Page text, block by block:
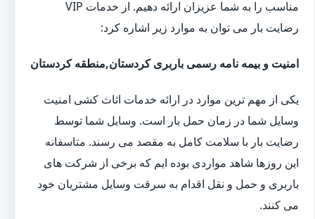
مناسب را به شما عزیزان ارائه دهیم. از خدمات VIP
رضایت بار می توان به موارد زیر اشاره کرد:
امنیت و بیمه نامه رسمی باربری کردستان,منطقه کردستان
یکی از مهم ترین موارد در ارائه خدمات اثاث کشی امنیت
وسایل شما در زمان حمل بار است. وسایل شما توسط
رضایت بار با سلامت کامل به مقصد می رسند. متاسفانه
این روزها شاهد مواردی بوده ایم که برخی از شرکت های
باربری و حمل و نقل اقدام به سرقت وسایل مشتریان خود
می کنند.